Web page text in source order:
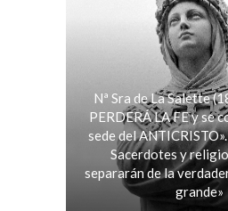
Nª Sra de La Salette
PERDERÁ LA FE y se
sede del
Sacerdotes y
separarán de la
grande»